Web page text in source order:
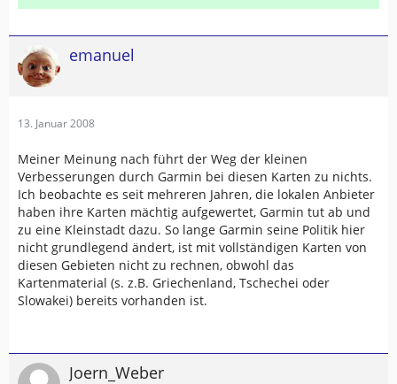
emanuel
13. Januar 2008
Meiner Meinung nach führt der Weg der kleinen
Verbesserungen durch Garmin bei diesen Karten zu nichts.
Ich beobachte es seit mehreren Jahren, die lokalen Anbieter
haben ihre Karten mächtig aufgewertet, Garmin tut ab und
zu eine Kleinstadt dazu. So lange Garmin seine Politik hier
nicht grundlegend ändert, ist mit vollständigen Karten von
diesen Gebieten nicht zu rechnen, obwohl das
Kartenmaterial (s. z.B. Griechenland, Tschechei oder
Slowakei) bereits vorhanden ist.
Joern_Weber